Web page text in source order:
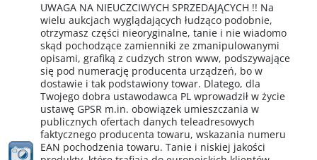
UWAGA NA NIEUCZCIWYCH SPRZEDAJĄCYCH !! Na
wielu aukcjach wyglądających łudząco podobnie,
otrzymasz części nieoryginalne, tanie i nie wiadomo
skąd pochodzące zamienniki ze zmanipulowanymi
opisami, grafiką z cudzych stron www, podszywające
się pod numerację producenta urządzeń, bo w
dostawie i tak podstawiony towar. Dlatego, dla
Twojego dobra ustawodawca PL wprowadził w życie
ustawę GPSR m.in. obowiązek umieszczania w
publicznych ofertach danych teleadresowych
faktycznego producenta towaru, wskazania numeru
EAN pochodzenia towaru. Tanie i niskiej jakości